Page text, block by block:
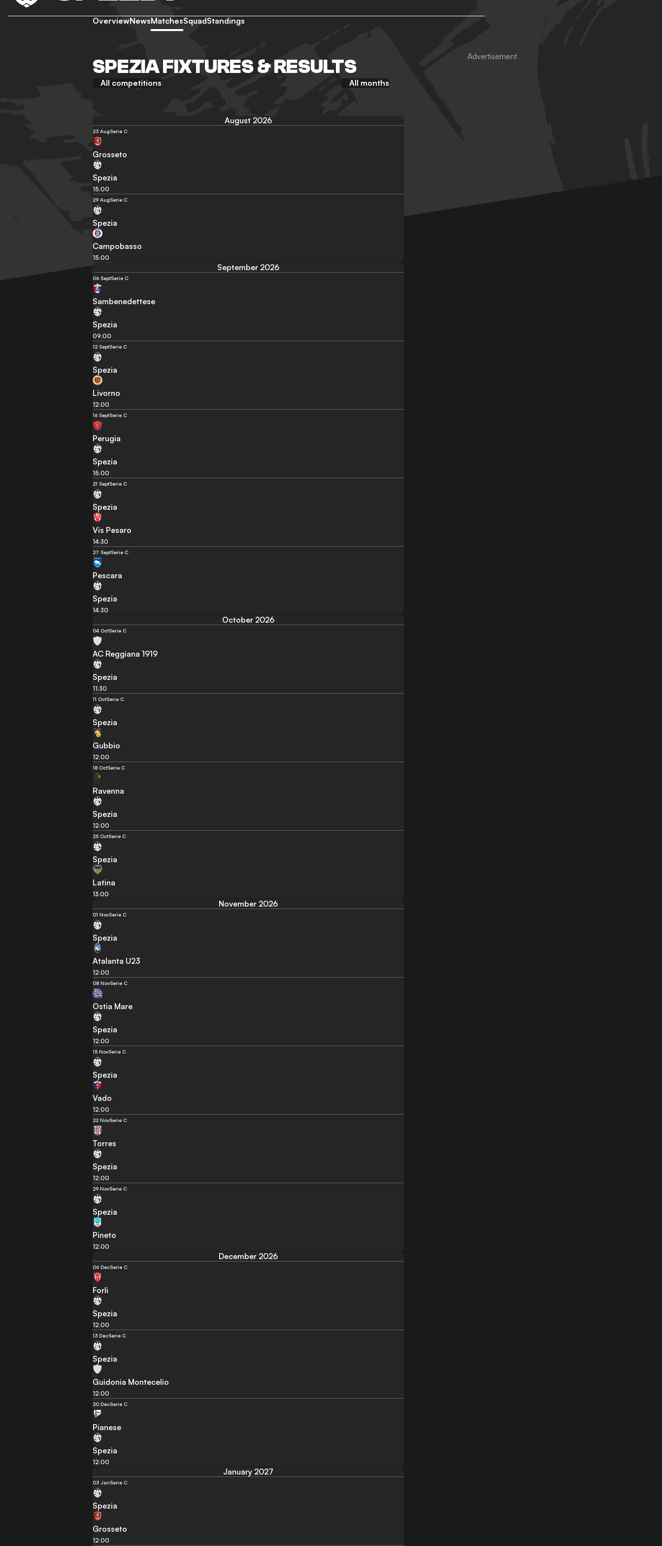
OverviewNewsMatchesSquadStandings
SPEZIA FIXTURES & RESULTS
All competitions All months
August 2026
23 AugSerie C
Grosseto
Spezia
15:00
29 AugSerie C
Spezia
Campobasso
15:00
September 2026
06 SeptSerie C
Sambenedettese
Spezia
09:00
12 SeptSerie C
Spezia
Livorno
12:00
16 SeptSerie C
Perugia
Spezia
15:00
21 SeptSerie C
Spezia
Vis Pesaro
14:30
27 SeptSerie C
Pescara
Spezia
14:30
October 2026
04 OctSerie C
AC Reggiana 1919
Spezia
11:30
11 OctSerie C
Spezia
Gubbio
12:00
18 OctSerie C
Ravenna
Spezia
12:00
25 OctSerie C
Spezia
Latina
13:00
November 2026
01 NovSerie C
Spezia
Atalanta U23
12:00
08 NovSerie C
Ostia Mare
Spezia
12:00
15 NovSerie C
Spezia
Vado
12:00
22 NovSerie C
Torres
Spezia
12:00
29 NovSerie C
Spezia
Pineto
12:00
December 2026
06 DecSerie C
Forli
Spezia
12:00
13 DecSerie C
Spezia
Guidonia Montecelio
12:00
20 DecSerie C
Pianese
Spezia
12:00
January 2027
03 JanSerie C
Spezia
Grosseto
12:00